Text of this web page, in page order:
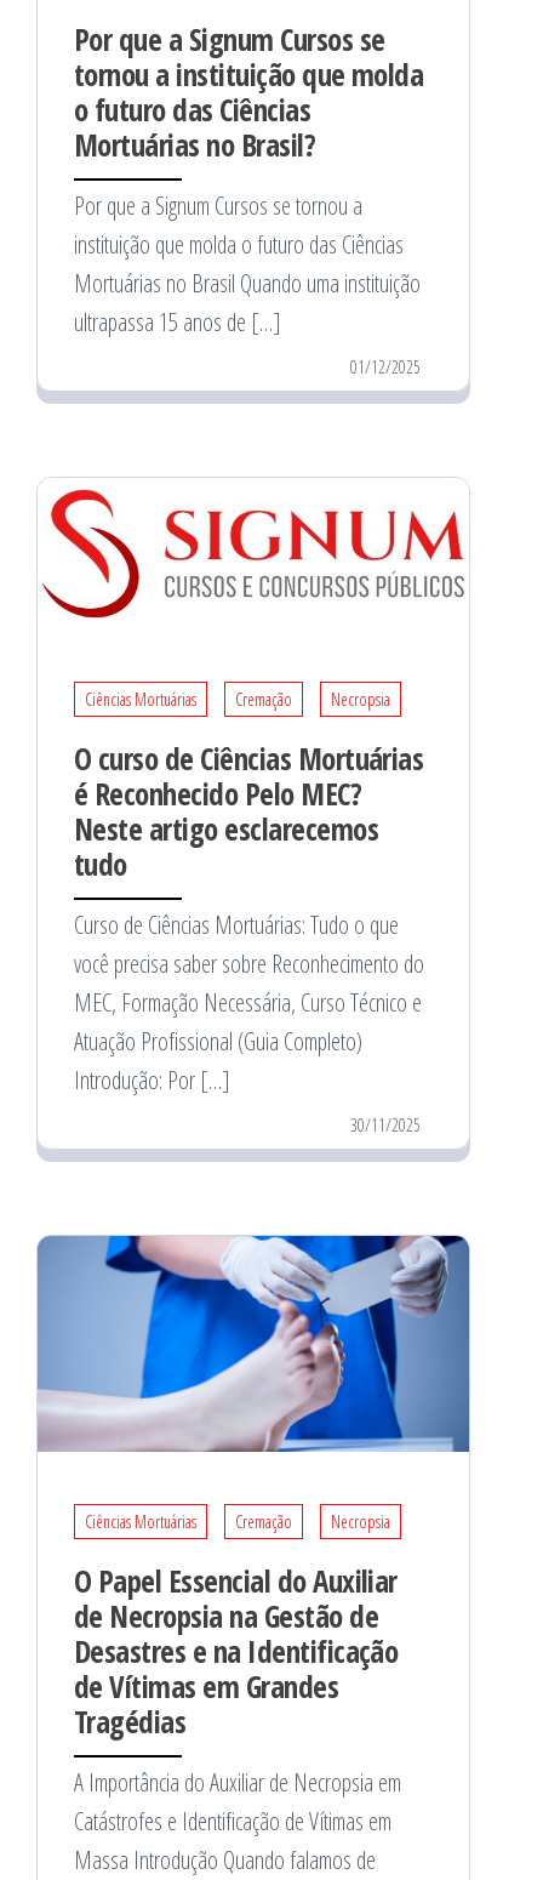
Por que a Signum Cursos se
tornou a instituição que molda
o futuro das Ciências
Mortuárias no Brasil?
Por que a Signum Cursos se tornou a
instituição que molda o futuro das Ciências
Mortuárias no Brasil Quando uma instituição
ultrapassa 15 anos de […]
01/12/2025
Ciências Mortuárias Cremação Necropsia
O curso de Ciências Mortuárias
é Reconhecido Pelo MEC?
Neste artigo esclarecemos
tudo
Curso de Ciências Mortuárias: Tudo o que
você precisa saber sobre Reconhecimento do
MEC, Formação Necessária, Curso Técnico e
Atuação Profissional (Guia Completo)
Introdução: Por […]
30/11/2025
Ciências Mortuárias Cremação Necropsia
O Papel Essencial do Auxiliar
de Necropsia na Gestão de
Desastres e na Identificação
de Vítimas em Grandes
Tragédias
A Importância do Auxiliar de Necropsia em
Catástrofes e Identificação de Vítimas em
Massa Introdução Quando falamos de